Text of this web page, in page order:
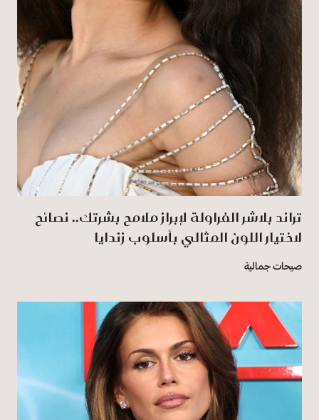
تراند بلاشر الفراولة لإبراز ملامح بشرتك.. نصائح
لاختيار اللون المثالي بأسلوب زندايا
صيحات جمالية